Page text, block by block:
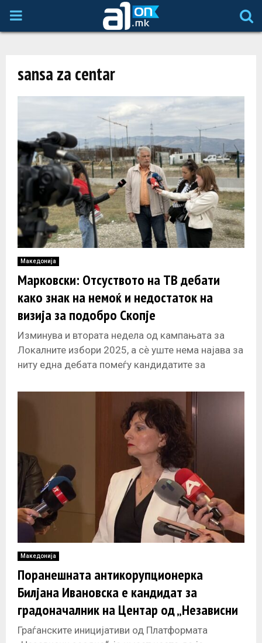
P
A
M
E
N
U
sansa za centar
Македонија
Марковски: Отсуството на ТВ дебати
како знак на немоќ и недостаток на
визија за подобро Скопје
Изминува и втората недела од кампањата за
Локалните избори 2025, а сѐ уште нема најава за
ниту една дебата помеѓу кандидатите за
Македонија
Поранешната антикорупционерка
Билјана Ивановска е кандидат за
градоначалник на Центар од „Независни
заедно“
Граѓанските иницијативи од Платформата